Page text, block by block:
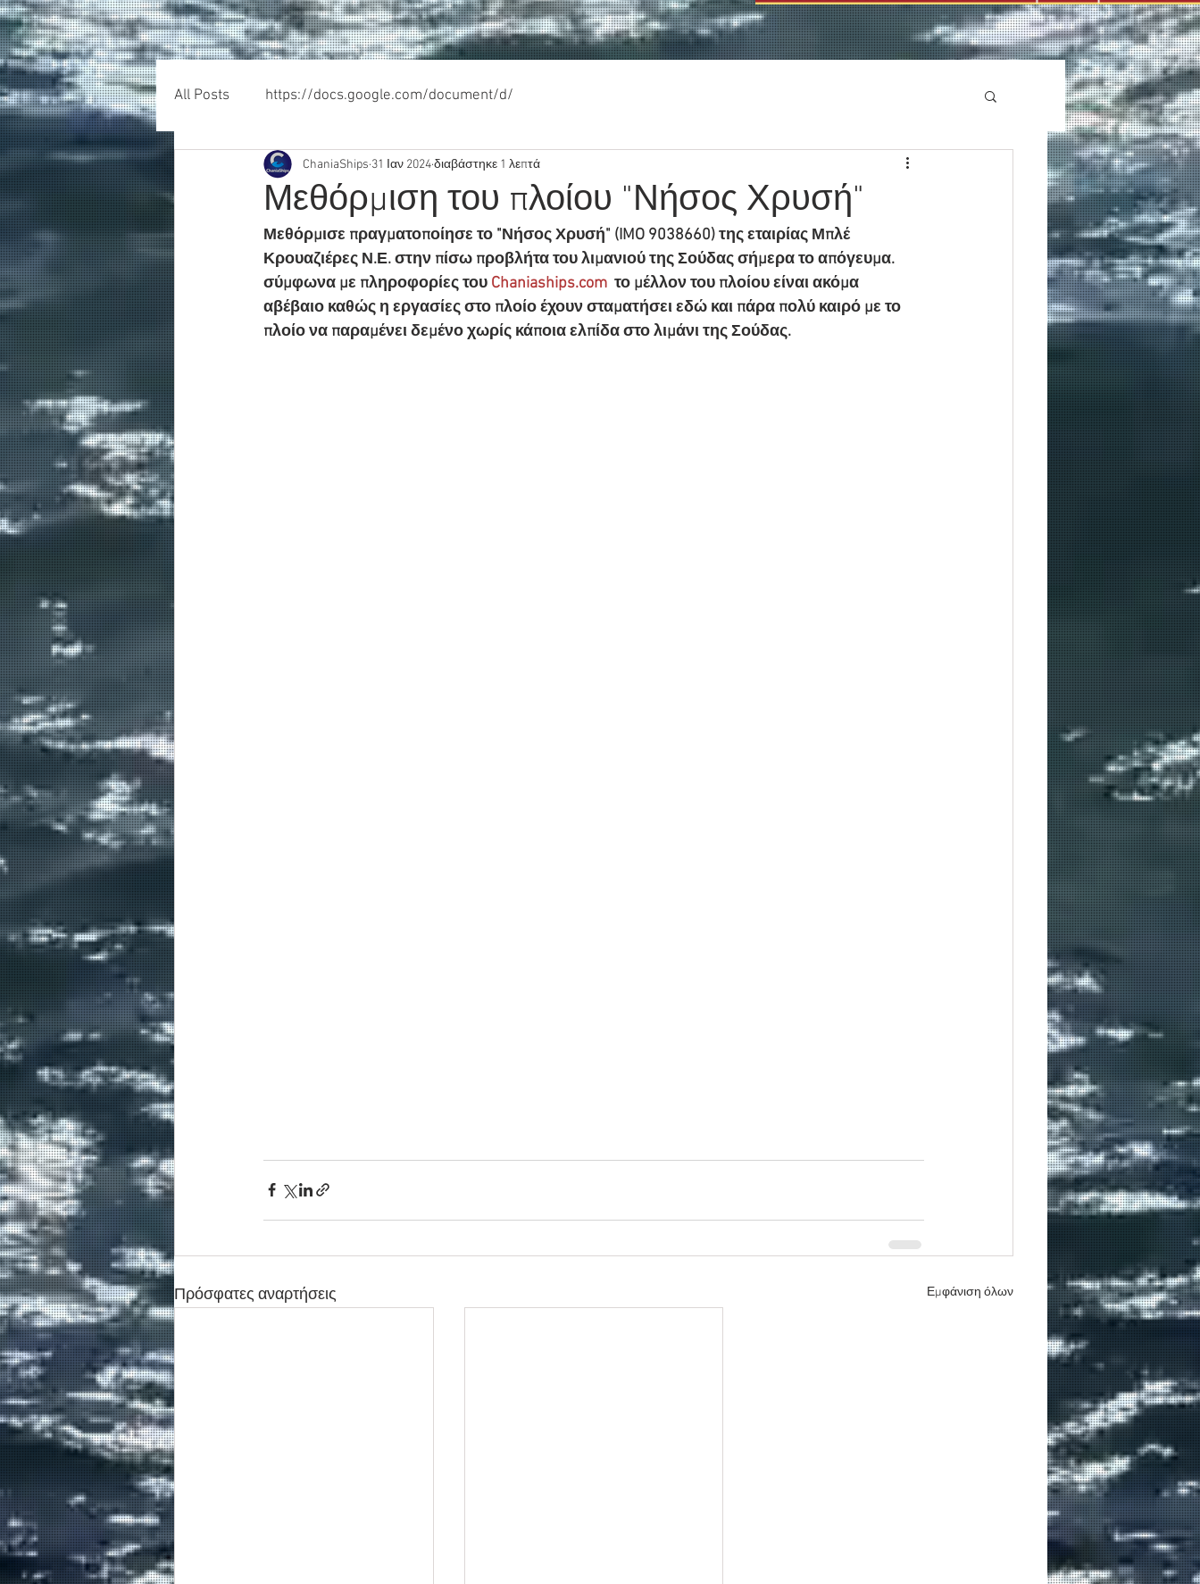
All Posts https://docs.google.com/document/d/
Μεθόρμιση του πλοίου "Νήσος Χρυσή"
ChaniaShips 31 Ιαν 2024διαβάστηκε 1 λεπτά
Μεθόρμισε πραγματοποίησε το "Νήσος Χρυσή" (IMO 9038660) της εταιρίας Μπλέ
Κρουαζιέρες Ν.Ε. στην πίσω προβλήτα του λιμανιού της Σούδας σήμερα το απόγευμα.
σύμφωνα με πληροφορίες του Chaniaships.com το μέλλον του πλοίου είναι ακόμα
αβέβαιο καθώς η εργασίες στο πλοίο έχουν σταματήσει εδώ και πάρα πολύ καιρό με το
πλοίο να παραμένει δεμένο χωρίς κάποια ελπίδα στο λιμάνι της Σούδας.
Πρόσφατες αναρτήσεις Εμφάνιση όλων